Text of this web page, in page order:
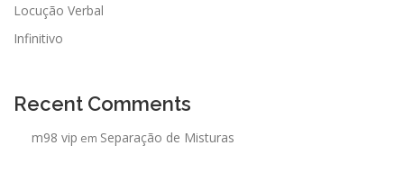
Locução Verbal
Infinitivo
Recent Comments
m98 vip em Separação de Misturas